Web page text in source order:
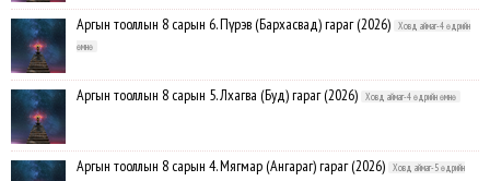
Аргын тооллын 8 сарын 6. Пүрэв (Бархасвад) гараг (2026)
Ховд аймаг-4 өдрийн
өмнө
Аргын тооллын 8 сарын 5. Лхагва (Буд) гараг (2026) Ховд аймаг-4 өдрийн өмнө
Аргын тооллын 8 сарын 4. Мягмар (Ангараг) гараг (2026)
Ховд аймаг-5 өдрийн